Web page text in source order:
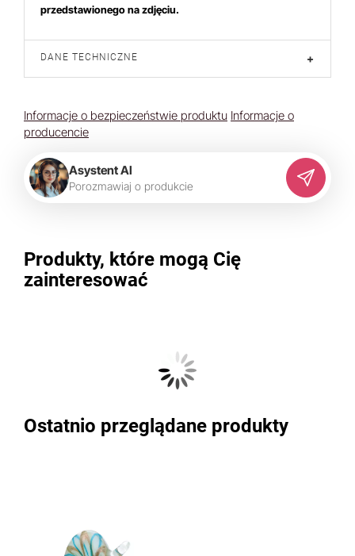
przedstawionego na zdjęciu.
DANE TECHNICZNE +
Informacje o bezpieczeństwie produktu Informacje o
producencie
Asystent AI
Porozmawiaj o produkcie
Produkty, które mogą Cię
zainteresować
Ostatnio przeglądane produkty